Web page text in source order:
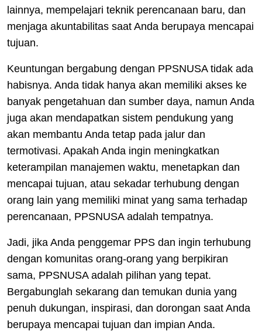
lainnya, mempelajari teknik perencanaan baru, dan
menjaga akuntabilitas saat Anda berupaya mencapai
tujuan.
Keuntungan bergabung dengan PPSNUSA tidak ada
habisnya. Anda tidak hanya akan memiliki akses ke
banyak pengetahuan dan sumber daya, namun Anda
juga akan mendapatkan sistem pendukung yang
akan membantu Anda tetap pada jalur dan
termotivasi. Apakah Anda ingin meningkatkan
keterampilan manajemen waktu, menetapkan dan
mencapai tujuan, atau sekadar terhubung dengan
orang lain yang memiliki minat yang sama terhadap
perencanaan, PPSNUSA adalah tempatnya.
Jadi, jika Anda penggemar PPS dan ingin terhubung
dengan komunitas orang-orang yang berpikiran
sama, PPSNUSA adalah pilihan yang tepat.
Bergabunglah sekarang dan temukan dunia yang
penuh dukungan, inspirasi, dan dorongan saat Anda
berupaya mencapai tujuan dan impian Anda.